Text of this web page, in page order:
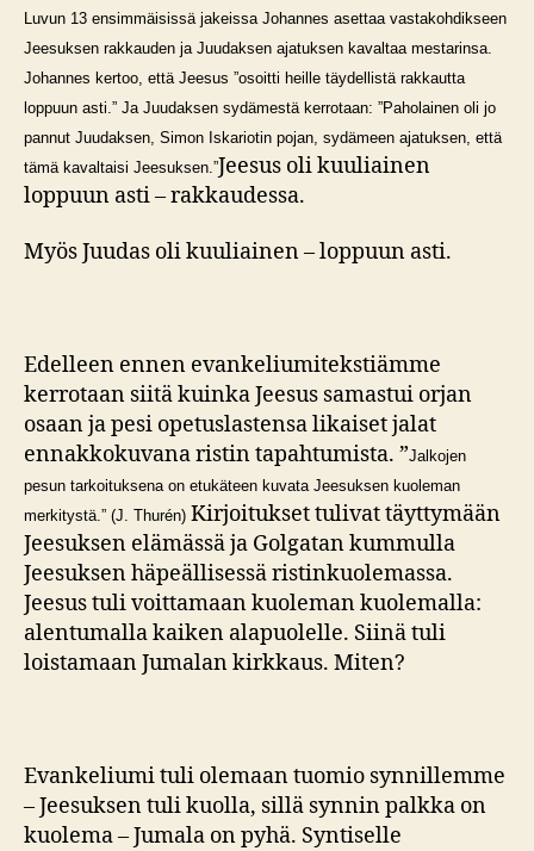
Luvun 13 ensimmäisissä jakeissa Johannes asettaa vastakohdikseen
Jeesuksen rakkauden ja Juudaksen ajatuksen kavaltaa mestarinsa.
Johannes kertoo, että Jeesus ”osoitti heille täydellistä rakkautta
loppuun asti.” Ja Juudaksen sydämestä kerrotaan: ”Paholainen oli jo
pannut Juudaksen, Simon Iskariotin pojan, sydämeen ajatuksen, että
tämä kavaltaisi Jeesuksen.”Jeesus oli kuuliainen
loppuun asti – rakkaudessa.
Myös Juudas oli kuuliainen – loppuun asti.
Edelleen ennen evankeliumitekstiämme
kerrotaan siitä kuinka Jeesus samastui orjan
osaan ja pesi opetuslastensa likaiset jalat
ennakkokuvana ristin tapahtumista. ”Jalkojen
pesun tarkoituksena on etukäteen kuvata Jeesuksen kuoleman
merkitystä.” (J. Thurén) Kirjoitukset tulivat täyttymään
Jeesuksen elämässä ja Golgatan kummulla
Jeesuksen häpeällisessä ristinkuolemassa.
Jeesus tuli voittamaan kuoleman kuolemalla:
alentumalla kaiken alapuolelle. Siinä tuli
loistamaan Jumalan kirkkaus. Miten?
Evankeliumi tuli olemaan tuomio synnillemme
– Jeesuksen tuli kuolla, sillä synnin palkka on
kuolema – Jumala on pyhä. Syntiselle